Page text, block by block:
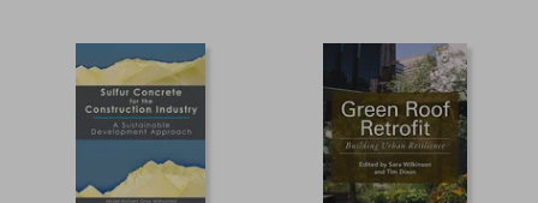
45% 45%
dcto.